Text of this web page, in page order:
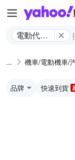
電動代步
椅 機車/電動機車/
品牌 快速到貨